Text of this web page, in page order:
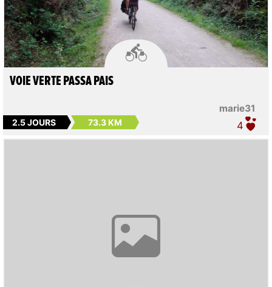

marie31
VOIE VERTE PASSA PAIS
2.5 JOURS 73.3 KM 4